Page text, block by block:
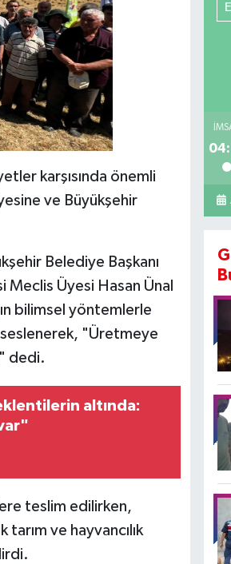
karşısında önemli
ve Büyükşehir
Belediye Başkanı
Meclis Üyesi Hasan Ünal
bilimsel yöntemlerle
"Üretmeye
dedi.
altında:
teslim edilirken,
tarım ve hayvancılık